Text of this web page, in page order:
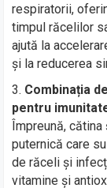
respiratorii,
timpul răcelilor
ajută la
și la reducerea
Combinația
pentru
Împreună,
puternică care
de răceli și
vitamine și